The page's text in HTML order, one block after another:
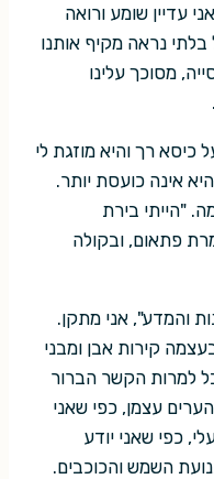
עדיין שומע ורואה
בלתי נראה מקיף אותנו
מסוכך עלינו
כיסא רך והיא מוזגת לי
אינה כועסת יותר.
"הייתי בירת
פתאום, ובקולה
והמדע", אני מתקן.
קירות אבן ומבני
למרות הקשר הברור
הערים עצמן, כפי שאני
כפי שאני יודע
השמש והכוכבים.